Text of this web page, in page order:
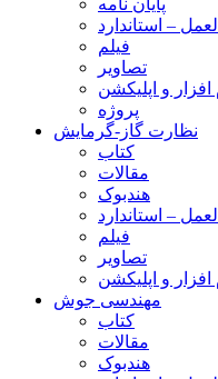
پایان نامه
– استاندارد
فیلم
تصاویر
افزار و اپلیکشن
پروژه
نظارت گاز-گرمایش
کتاب
مقالات
هندبوک
– استاندارد
فیلم
تصاویر
افزار و اپلیکشن
مهندسی جوش
کتاب
مقالات
هندبوک